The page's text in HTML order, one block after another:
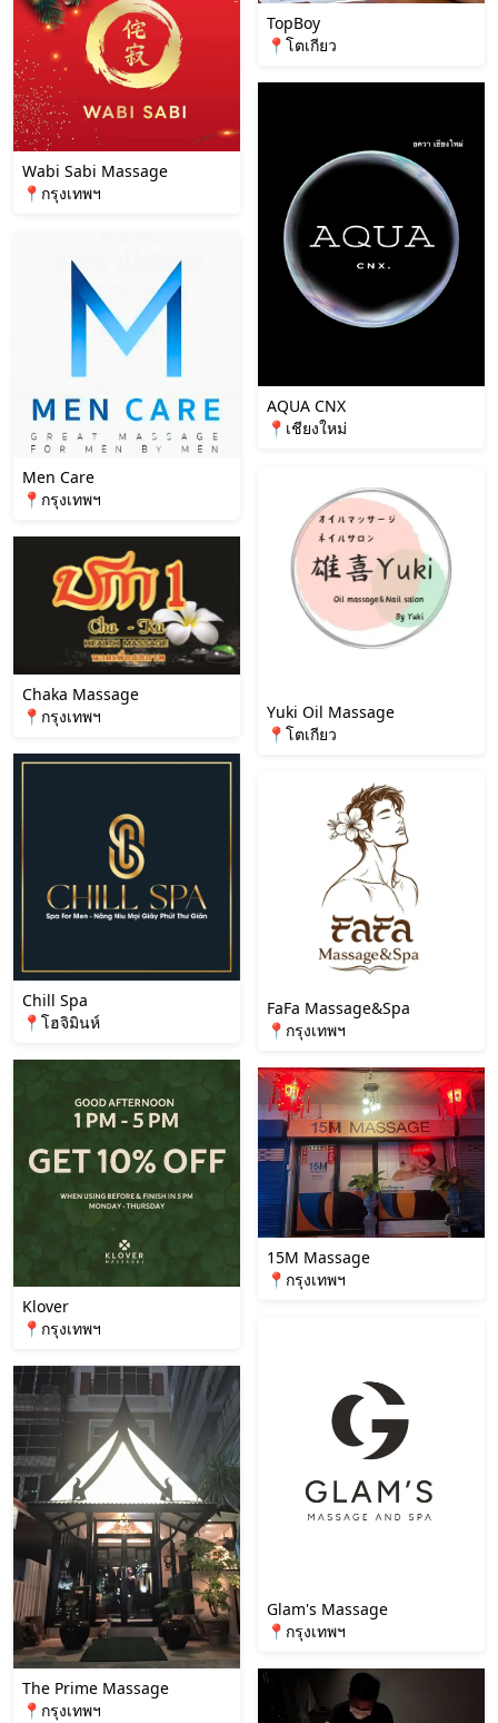
Wabi Sabi Massage
📍กรุงเทพฯ
Men Care
📍กรุงเทพฯ
Chaka Massage
📍กรุงเทพฯ
Chill Spa
📍โฮจิมินห์
Klover
📍กรุงเทพฯ
The Prime Massage
📍กรุงเทพฯ
TopBoy
📍โตเกียว
AQUA CNX
📍เชียงใหม่
Yuki Oil Massage
📍โตเกียว
FaFa Massage&Spa
📍กรุงเทพฯ
15M Massage
📍กรุงเทพฯ
Glam's Massage
📍กรุงเทพฯ